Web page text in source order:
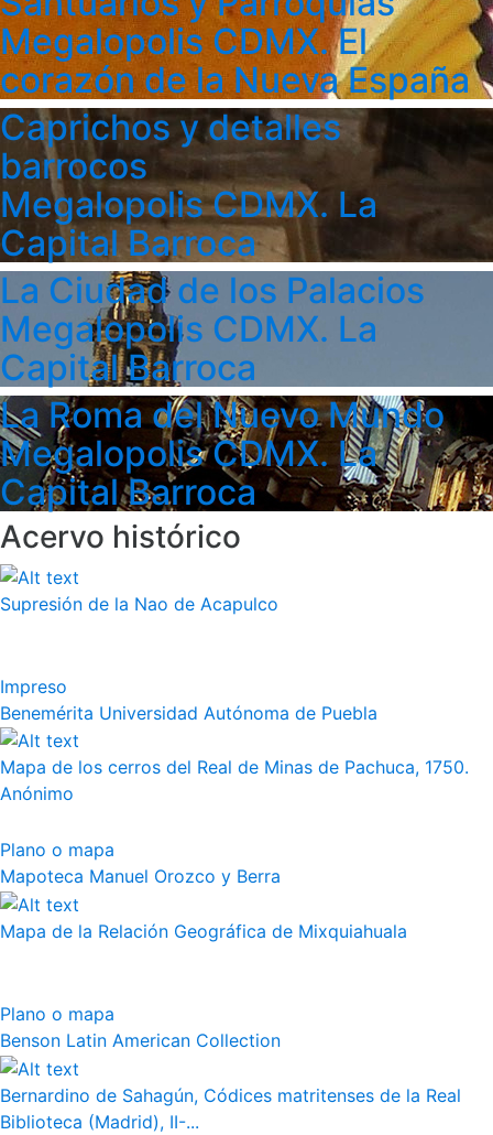
Megalopolis CDMX. El
corazón de la Nueva España
Caprichos y detalles
barrocos
Megalopolis CDMX. La
Capital Barroca
La Ciudad de los Palacios
Megalopolis CDMX. La
Capital Barroca
La Roma del Nuevo Mundo
Megalopolis CDMX. La
Capital Barroca
Acervo histórico
Supresión de la Nao de Acapulco
Impreso
Benemérita Universidad Autónoma de Puebla
Mapa de los cerros del Real de Minas de Pachuca, 1750.
Anónimo
Plano o mapa
Mapoteca Manuel Orozco y Berra
Mapa de la Relación Geográfica de Mixquiahuala
Plano o mapa
Benson Latin American Collection
Bernardino de Sahagún, Códices matritenses de la Real
Biblioteca (Madrid), II-...